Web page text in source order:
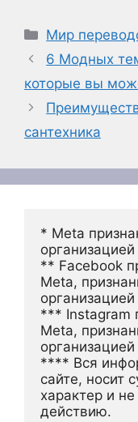
Рубрики
Мир
6 Модных
которые вы
сантехника
* Meta
** Facebook
Meta,
*** Instagram
Meta,
**** Вся
сайте, носит
характер и
действию.